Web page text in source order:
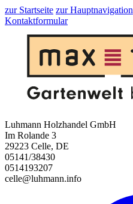
zur Startseite zur Hauptnavigation
Kontaktformular
Luhmann Holzhandel GmbH
Im Rolande 3
29223 Celle, DE
05141/38430
0514193207
celle@luhmann.info